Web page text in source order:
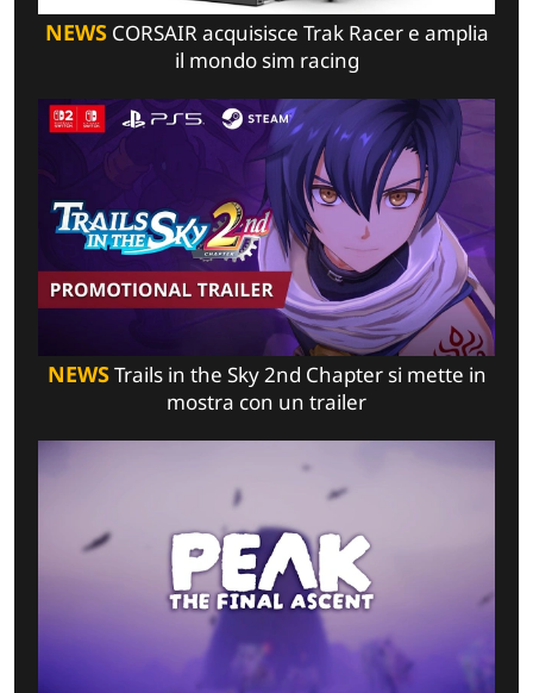
NEWSCORSAIR acquisisce Trak Racer e amplia
il mondo sim racing
NEWSTrails in the Sky 2nd Chapter si mette in
mostra con un trailer